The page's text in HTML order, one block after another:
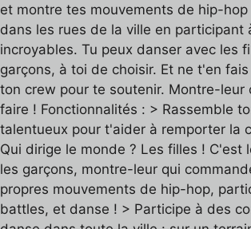
et montre tes mouvements de hip-
dans les rues de la ville en participant
incroyables. Tu peux danser avec les
garçons, à toi de choisir. Et ne t'en
ton crew pour te soutenir. Montre-leur
faire ! Fonctionnalités : > Rassemble
talentueux pour t'aider à remporter la
Qui dirige le monde ? Les filles ! C'est
les garçons, montre-leur qui
propres mouvements de hip-hop,
battles, et danse ! > Participe à des